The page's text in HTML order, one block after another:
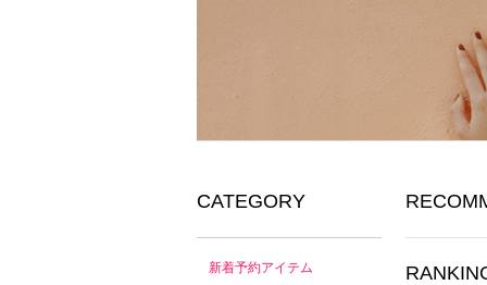
CATEGORY
新着予約アイテム